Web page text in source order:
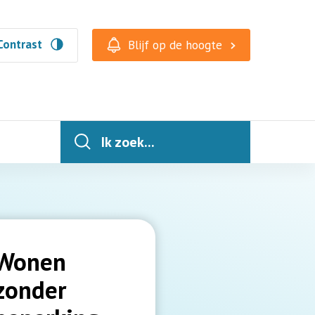
Blijf op de hoogte
Ik zoek...